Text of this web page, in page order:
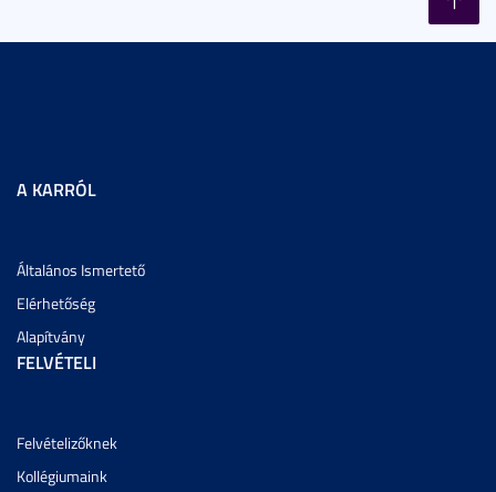
A KARRÓL
Általános Ismertető
Elérhetőség
Alapítvány
FELVÉTELI
Felvételizőknek
Kollégiumaink